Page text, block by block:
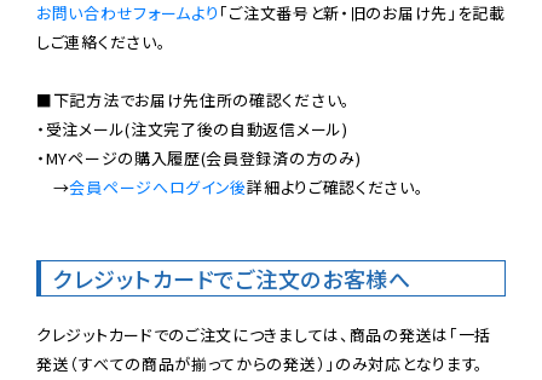
お問い合わせフォームより 「ご注文番号と新・旧のお届け先」を記載
しご連絡ください。
■下記方法でお届け先住所の確認ください。
・受注メール(注文完了後の自動返信メール)
・MYページの購入履歴(会員登録済の方のみ)
→会員ページへログイン後詳細よりご確認ください。
クレジットカードでご注文のお客様へ
クレジットカードでのご注文につきましては、商品の発送は「一括
発送（すべての商品が揃ってからの発送）」のみ対応となります。